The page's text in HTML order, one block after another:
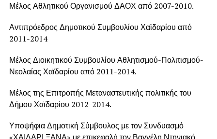
Μέλος Αθλητικού Οργανισμού ΔΑΟΧ από 2007-2010.
Αντιπρόεδρος Δημοτικού Συμβουλίου Χαϊδαρίου από
2011-2014
Μέλος Διοικητικού Συμβουλίου Αθλητισμού-Πολιτισμού-
Νεολαίας Χαϊδαρίου από 2011-2014.
Μέλος της Επιτροπής Μεταναστευτικής πολιτικής του
Δήμου Χαϊδαρίου 2012-2014.
Υποψήφια Δημοτική Σύμβουλος με τον Συνδυασμό